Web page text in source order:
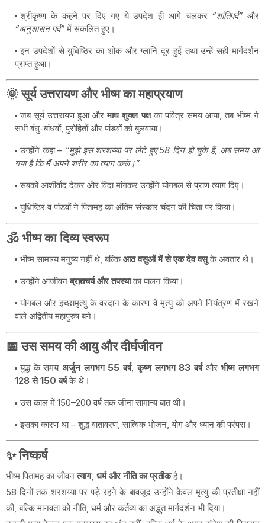
श्रीकृष्ण के कहने पर दिए गए ये उपदेश ही आगे चलकर “शांतिपर्व” और
“अनुशासन पर्व”में संकलित हुए।
इन उपदेशों से युधिष्ठिर का शोक और ग्लानि दूर हुई तथा उन्हें सही मार्गदर्शन
प्राप्त हुआ।
🌞 सूर्य उत्तरायण और भीष्म का महाप्रयाण
जब सूर्य उत्तरायण हुआ औरमाघ शुक्ल पक्षका पवित्र समय आया, तब भीष्म ने
सभी बंधु-बांधवों, पुरोहितों और पांडवों को बुलवाया।
उन्होंने कहा – “मुझे इस शरशय्या पर लेटे हुए 58 दिन हो चुके हैं, अब समय आ
गया है कि मैं अपने शरीर का त्याग करूं।”
सबको आशीर्वाद देकर और विदा मांगकर उन्होंने योगबल से प्राण त्याग दिए।
युधिष्ठिर व पांडवों ने पितामह का अंतिम संस्कार चंदन की चिता पर किया।
🕉️ भीष्म का दिव्य स्वरूप
भीष्म सामान्य मनुष्य नहीं थे, बल्किआठ वसुओं में से एक देव वसुके अवतार थे।
उन्होंने आजीवनब्रह्मचर्य और तपस्याका पालन किया।
योगबल और इच्छामृत्यु के वरदान के कारण वे मृत्यु को अपने नियंत्रण में रखने
वाले अद्वितीय महापुरुष बने।
📅 उस समय की आयु और दीर्घजीवन
युद्ध के समयअर्जुन लगभग 55 वर्ष,कृष्ण लगभग 83 वर्षऔरभीष्म लगभग
128 से 150 वर्षके थे।
उस काल में 150–200 वर्ष तक जीना सामान्य बात थी।
इसका कारण था – शुद्ध वातावरण, सात्विक भोजन, योग और ध्यान की परंपरा।
✨ निष्कर्ष
भीष्म पितामह का जीवनत्याग, धर्म और नीति का प्रतीकहै।
58 दिनों तक शरशय्या पर पड़े रहने के बावजूद उन्होंने केवल मृत्यु की प्रतीक्षा नहीं
की, बल्कि मानवता को नीति, धर्म और कर्तव्य का अद्भुत मार्गदर्शन भी दिया।